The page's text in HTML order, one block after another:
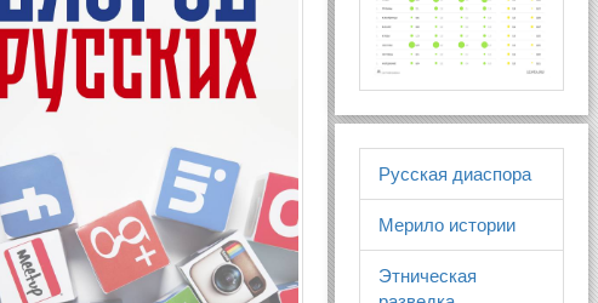
Русская диаспора
Мерило истории
Этническая